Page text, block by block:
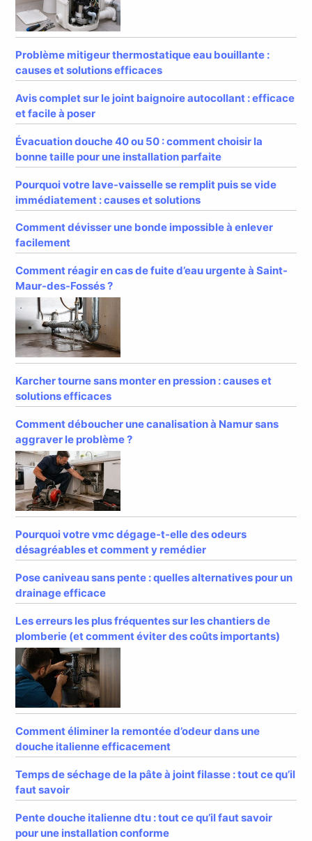
Problème mitigeur thermostatique eau bouillante :
causes et solutions efficaces
Avis complet sur le joint baignoire autocollant : efficace
et facile à poser
Évacuation douche 40 ou 50 : comment choisir la
bonne taille pour une installation parfaite
Pourquoi votre lave-vaisselle se remplit puis se vide
immédiatement : causes et solutions
Comment dévisser une bonde impossible à enlever
facilement
Comment réagir en cas de fuite d’eau urgente à Saint-
Maur-des-Fossés ?
Karcher tourne sans monter en pression : causes et
solutions efficaces
Comment déboucher une canalisation à Namur sans
aggraver le problème ?
Pourquoi votre vmc dégage-t-elle des odeurs
désagréables et comment y remédier
Pose caniveau sans pente : quelles alternatives pour un
drainage efficace
Les erreurs les plus fréquentes sur les chantiers de
plomberie (et comment éviter des coûts importants)
Comment éliminer la remontée d’odeur dans une
douche italienne efficacement
Temps de séchage de la pâte à joint filasse : tout ce qu’il
faut savoir
Pente douche italienne dtu : tout ce qu’il faut savoir
pour une installation conforme